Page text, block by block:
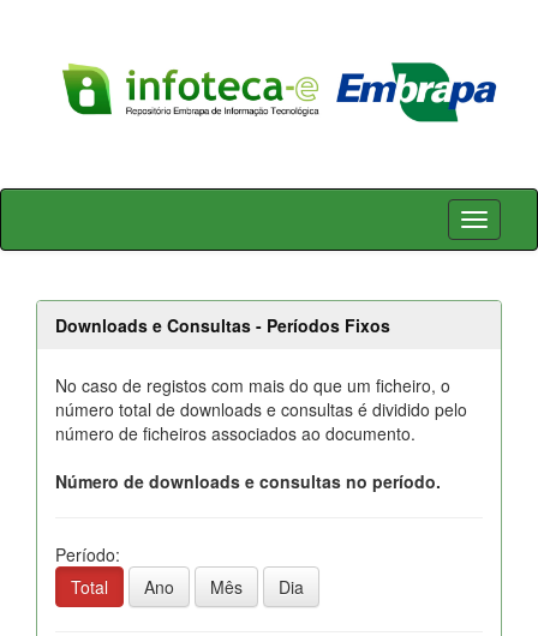
Skip
Downloads e Consultas - Períodos Fixos
No caso de registos com mais do que um ficheiro, o
número total de downloads e consultas é dividido pelo
número de ficheiros associados ao documento.
Número de downloads e consultas no período.
Período:
Total
Ano Mês Dia